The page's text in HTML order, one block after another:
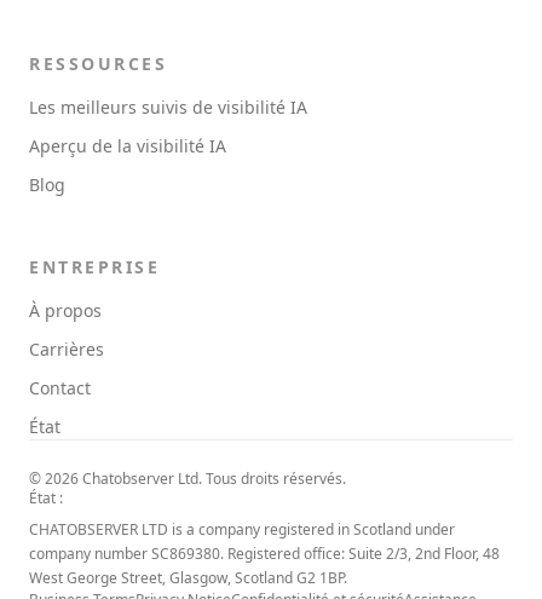
RESSOURCES
Les meilleurs suivis de visibilité IA
Aperçu de la visibilité IA
Blog
ENTREPRISE
À propos
Carrières
Contact
État
© 2026 Chatobserver Ltd. Tous droits réservés.
État :
CHATOBSERVER LTD is a company registered in Scotland under
company number SC869380. Registered office: Suite 2/3, 2nd Floor, 48
West George Street, Glasgow, Scotland G2 1BP.